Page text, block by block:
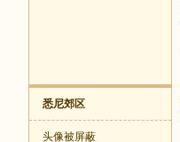
悉尼郊区
头像被屏蔽